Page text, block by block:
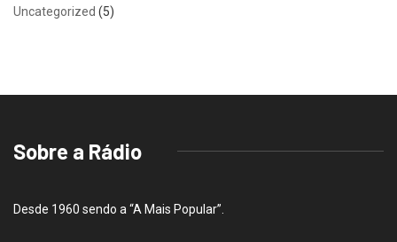
Uncategorized (5)
Sobre a Rádio
Desde 1960 sendo a “A Mais Popular”.